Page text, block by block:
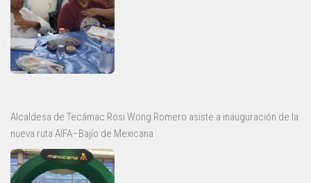
Alcaldesa de Tecámac Rosi Wong Romero asiste a inauguración de la
nueva ruta AIFA–Bajío de Mexicana